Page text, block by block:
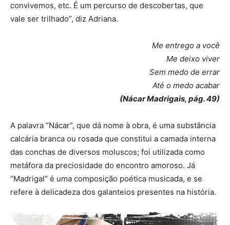
convivemos, etc. É um percurso de descobertas, que
vale ser trilhado”, diz Adriana.
Me entrego a você
Me deixo viver
Sem medo de errar
Até o medo acabar
(Nácar Madrigais, pág. 49)
A palavra “Nácar”, que dá nome à obra, é uma substância
calcária branca ou rosada que constitui a camada interna
das conchas de diversos moluscos; foi utilizada como
metáfora da preciosidade do encontro amoroso. Já
“Madrigal” é uma composição poética musicada, e se
refere à delicadeza dos galanteios presentes na história.